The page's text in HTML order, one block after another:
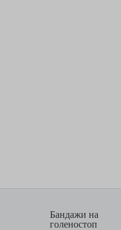
Бандажи на
голеностоп